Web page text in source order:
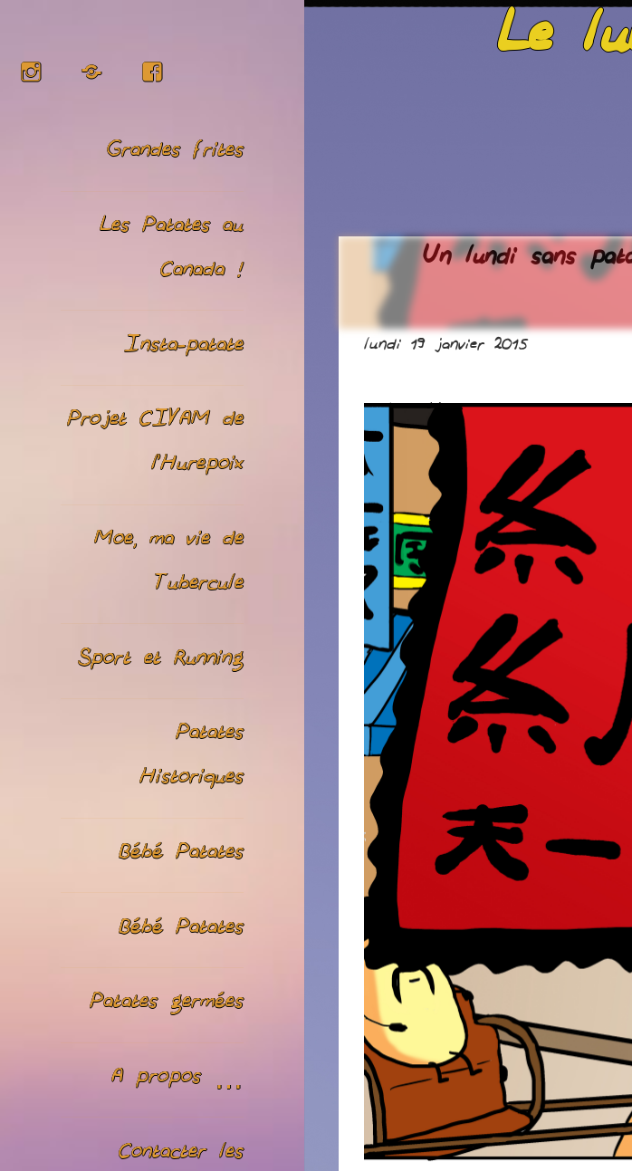
Instagram Facebook
Grandes frites
Les Patates au
Canada !
Insta-patate
Projet CIVAM de
l’Hurepoix
Moe, ma vie de
Tubercule
Sport et Running
Patates
Historiques
Bébé Patates
Bébé Patates
Patates germées
A propos …
Contacter les
Le
Un lundi sans
lundi 19 janvier 2015